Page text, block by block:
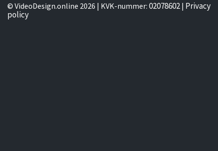
© VideoDesign.online 2026 | KVK-nummer: 02078602 | Privacy
policy